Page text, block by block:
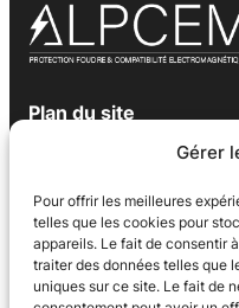
Gérer
Pour offrir les meilleures
telles que les cookies pour
appareils. Le fait de consentir
traiter des données telles que
uniques sur ce site. Le fait de
Plan du site
Risque foudre
Formation
Contact
Coordonnées